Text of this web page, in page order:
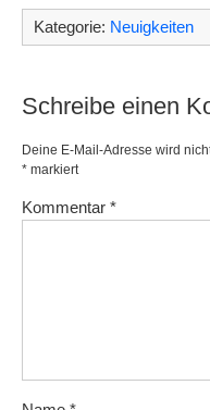
Kategorie: Neuigkeiten
Schreibe einen
Deine E-Mail-Adresse wird
* markiert
Kommentar *